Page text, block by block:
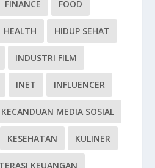
FINANCE FOOD
HEALTH HIDUP SEHAT
INDUSTRI FILM
INET INFLUENCER
KECANDUAN MEDIA SOSIAL
KESEHATAN KULINER
KEUANGAN